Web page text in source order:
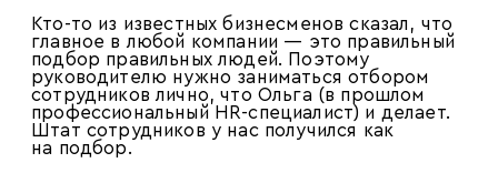
Кто-то из известных бизнесменов сказал, что
главное в любой компании — это правильный
подбор правильных людей. Поэтому
руководителю нужно заниматься отбором
сотрудников лично, что Ольга (в прошлом
профессиональный HR-специалист) и делает.
Штат сотрудников у нас получился как
на подбор.